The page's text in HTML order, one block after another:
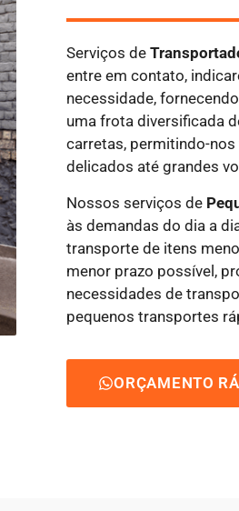
Serviços de
entre em contato,
necessidade,
uma frota diversificada
carretas, permitindo-
delicados até grandes
Nossos serviços de
às demandas do dia a
transporte de itens
menor prazo possível,
necessidades de
pequenos transportes
ORÇAMENTO